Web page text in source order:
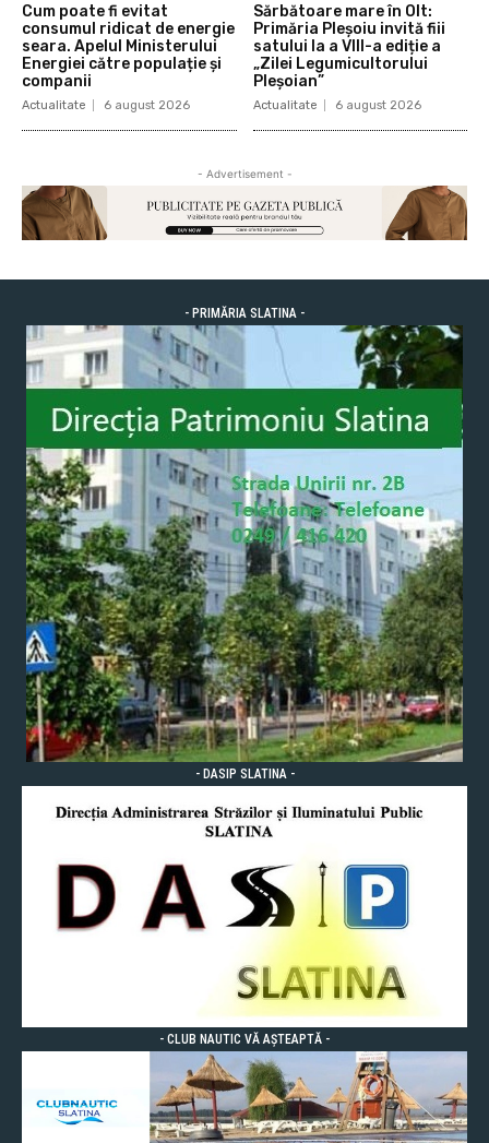
Cum poate fi evitat
consumul ridicat de energie
seara. Apelul Ministerului
Energiei către populație și
companii
Actualitate 6 august 2026
Sărbătoare mare în Olt:
Primăria Pleșoiu invită fiii
satului la a VIII-a ediție a
„Zilei Legumicultorului
Pleșoian”
Actualitate 6 august 2026
- Advertisement -
- PRIMĂRIA SLATINA -
- DASIP SLATINA -
- CLUB NAUTIC VĂ AȘTEAPTĂ -